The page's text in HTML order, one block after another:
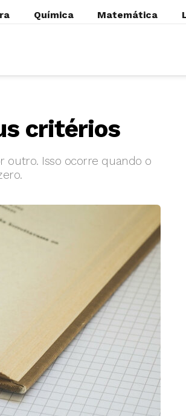
Química Matemática
critérios
outro. Isso ocorre quando o